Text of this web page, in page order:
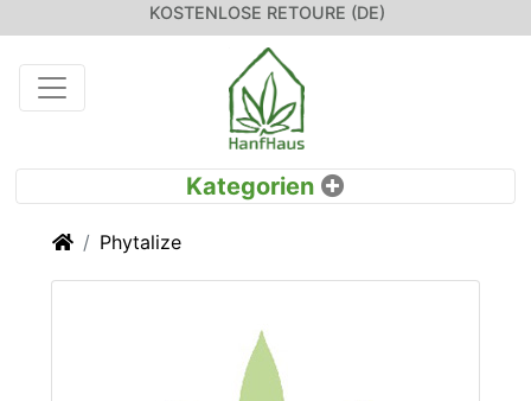
KOSTENLOSE RETOURE (DE)
Startseite
Phytalize